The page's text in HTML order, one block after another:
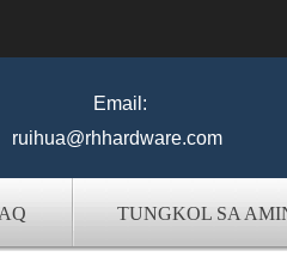
Email:
ruihua@rhhardware.com
TUNGKOL SA